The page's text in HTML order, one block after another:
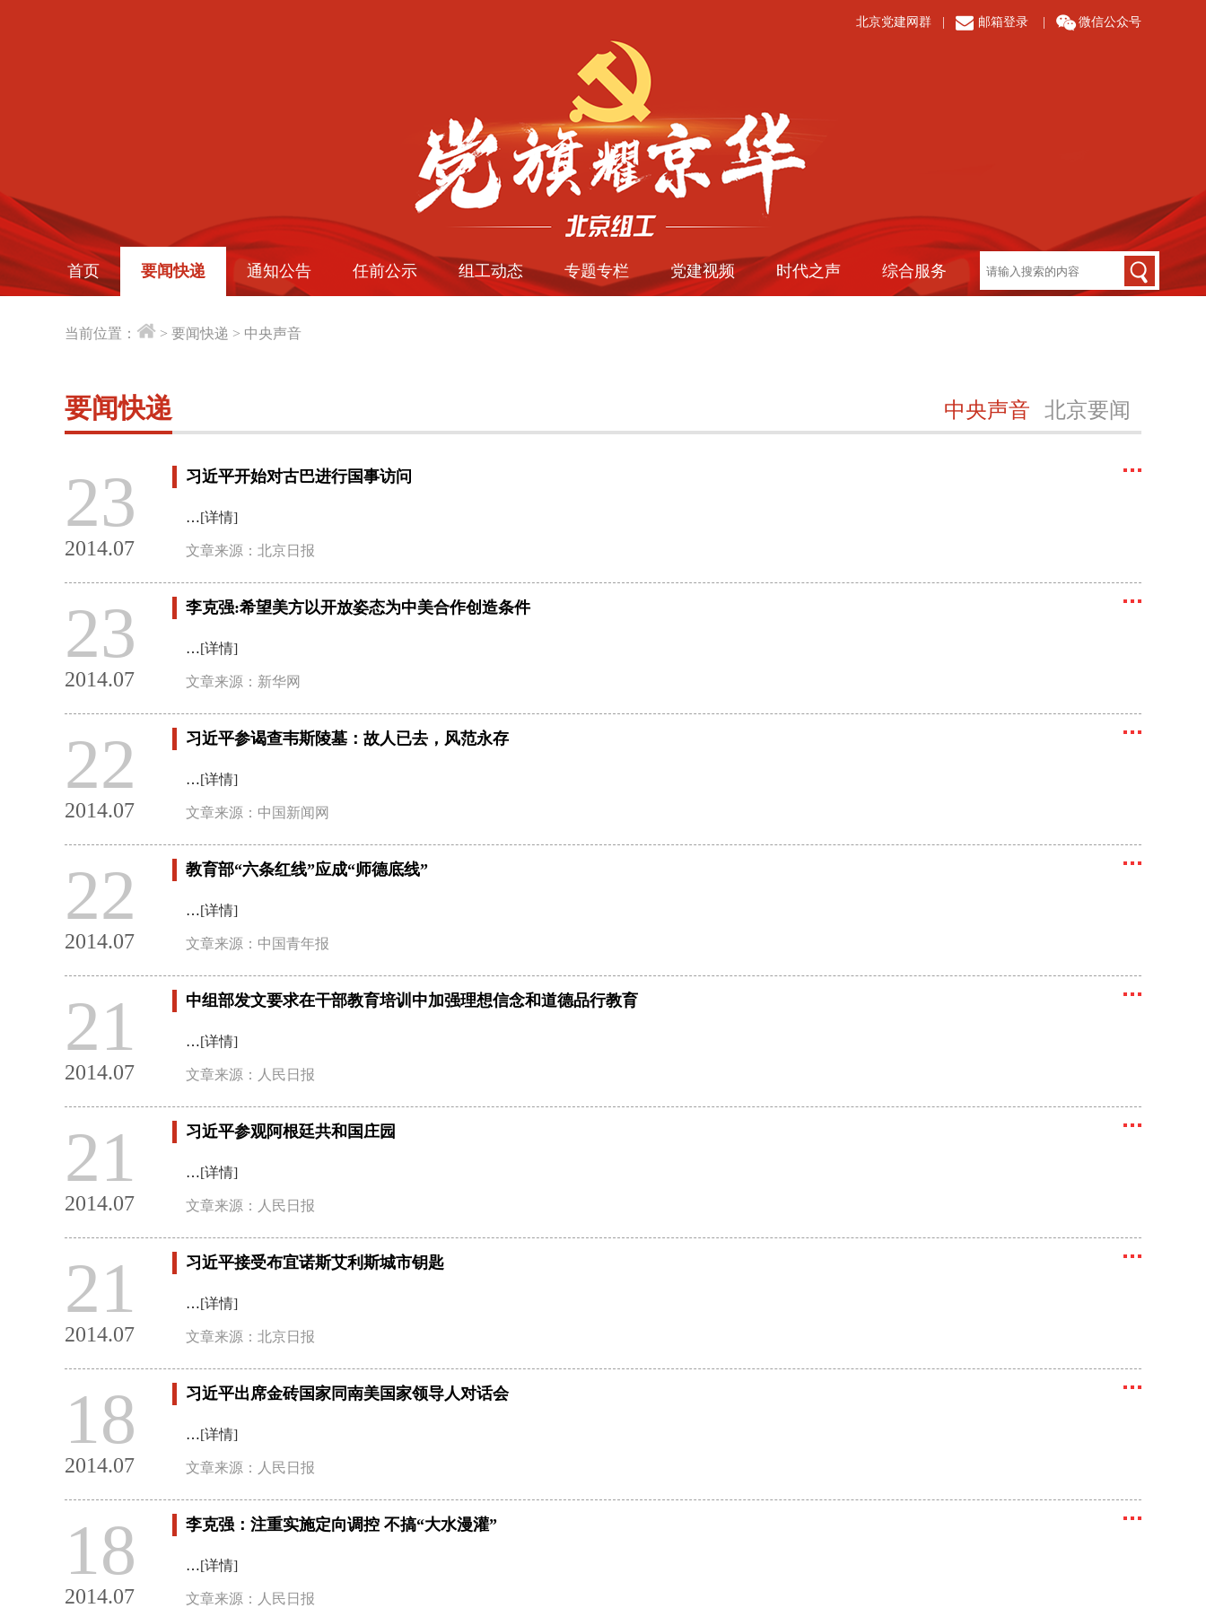
北京党建网群 邮箱登录 微信公众号
首页 要闻快递 通知公告 任前公示 组工动态 专题专栏 党建视频 时代之声 综合服务
当前位置： > 要闻快递 > 中央声音
要闻快递 中央声音 北京要闻
23
2014.07
习近平开始对古巴进行国事访问
…[详情]
文章来源：北京日报
23
2014.07
李克强:希望美方以开放姿态为中美合作创造条件
…[详情]
文章来源：新华网
22
2014.07
习近平参谒查韦斯陵墓：故人已去，风范永存
…[详情]
文章来源：中国新闻网
22
2014.07
教育部“六条红线”应成“师德底线”
…[详情]
文章来源：中国青年报
21
2014.07
中组部发文要求在干部教育培训中加强理想信念和道德品行教育
…[详情]
文章来源：人民日报
21
2014.07
习近平参观阿根廷共和国庄园
…[详情]
文章来源：人民日报
21
2014.07
习近平接受布宜诺斯艾利斯城市钥匙
…[详情]
文章来源：北京日报
18
2014.07
习近平出席金砖国家同南美国家领导人对话会
…[详情]
文章来源：人民日报
18
2014.07
李克强：注重实施定向调控 不搞“大水漫灌”
…[详情]
文章来源：人民日报